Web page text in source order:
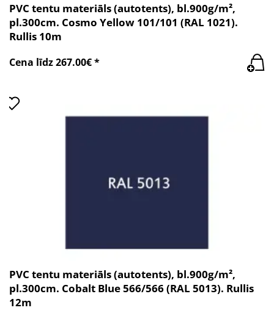
PVC tentu materiāls (autotents), bl.900g/m²,
pl.300cm. Cosmo Yellow 101/101 (RAL 1021).
Rullis 10m
Cena līdz 267.00€ *
PVC tentu materiāls (autotents), bl.900g/m²,
pl.300cm. Cobalt Blue 566/566 (RAL 5013). Rullis
12m